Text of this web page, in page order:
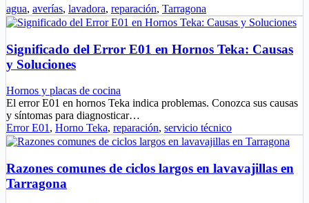
agua, averías, lavadora, reparación, Tarragona
Significado del Error E01 en Hornos Teka: Causas
y Soluciones
Hornos y placas de cocina
El error E01 en hornos Teka indica problemas. Conozca sus causas
y síntomas para diagnosticar…
Error E01 , Horno Teka, reparación, servicio técnico
Razones comunes de ciclos largos en lavavajillas en
Tarragona